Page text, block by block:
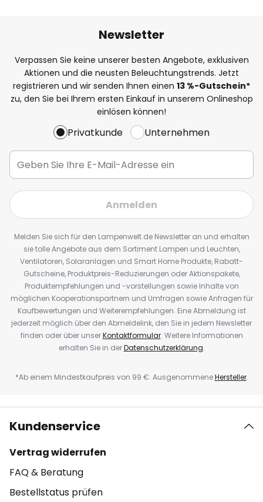
Newsletter
Verpassen Sie keine unserer besten Angebote, exklusiven
Aktionen und die neusten Beleuchtungstrends. Jetzt
registrieren und wir senden Ihnen einen 13 %-Gutschein*
zu, den Sie bei Ihrem ersten Einkauf in unserem Onlineshop
einlösen können!
Privatkunde Unternehmen
Anmelden
Melden Sie sich für den Lampenwelt.de Newsletter an und erhalten
sie tolle Angebote aus dem Sortiment Lampen und Leuchten,
Ventilatoren, Solaranlagen und Smart Home Produkte, Rabatt-
Gutscheine, Produktpreis-Reduzierungen oder Aktionspakete,
Produktempfehlungen und -vorstellungen sowie Inhalte von
möglichen Kooperationspartnern und Umfragen sowie Anfragen für
Kaufbewertungen und Weiterempfehlungen. Eine Abmeldung ist
jederzeit möglich über den Abmeldelink, den Sie in jedem Newsletter
finden oder über unserKontaktformular. Weitere Informationen
erhalten Sie in derDatenschutzerklärung.
*Ab einem Mindestkaufpreis von 99 €. AusgenommeneHersteller.
Kundenservice
Vertrag widerrufen
FAQ & Beratung
Bestellstatus prüfen